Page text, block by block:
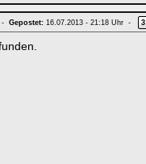
- Gepostet: 16.07.2013 - 21:18 Uhr - 3